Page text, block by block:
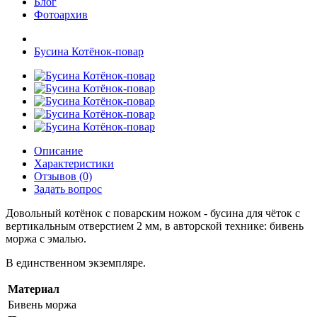
Фотоархив
Бусина Котёнок-повар
Описание
Характеристики
Отзывов (0)
Задать вопрос
Довольный котёнок с поварским ножом - бусина для чёток с
вертикальным отверстием 2 мм, в авторской технике: бивень
моржа с эмалью.
В единственном экземпляре.
Материал
Бивень моржа